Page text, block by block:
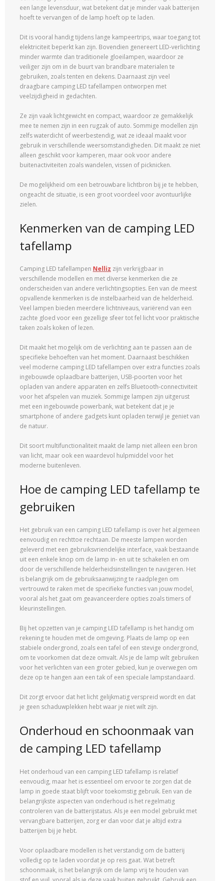
een lange levensduur, wat betekent dat je minder vaak batterijen
hoeft te vervangen of de lamp hoeft op te laden.
Dit is vooral handig tijdens lange kampeertrips, waar toegang tot
elektriciteit beperkt kan zijn. Bovendien genereert LED-verlichting
minder warmte dan traditionele gloeilampen, waardoor ze
veiliger zijn om in de buurt van brandbare materialen te
gebruiken, zoals tenten en dekens. Daarnaast zijn veel
draagbare camping LED tafellampen ontworpen met
veelzijdigheid in gedachten.
Ze zijn vaak lichtgewicht en compact, waardoor ze gemakkelijk
mee te nemen zijn in een rugzak of auto. Sommige modellen zijn
zelfs waterdicht of weerbestendig, wat ze ideaal maakt voor
gebruik in verschillende weersomstandigheden. Dit maakt ze niet
alleen geschikt voor kamperen, maar ook voor andere
buitenactiviteiten zoals wandelen, vissen of picknicken.
De mogelijkheid om een betrouwbare lichtbron bij je te hebben,
ongeacht de situatie, is een groot voordeel voor avontuurlijke
zielen.
Kenmerken van de camping LED
tafellamp
Camping LED tafellampen Nelliz zijn verkrijgbaar in
verschillende modellen en met diverse kenmerken die ze
onderscheiden van andere verlichtingsopties. Een van de meest
opvallende kenmerken is de instelbaarheid van de helderheid.
Veel lampen bieden meerdere lichtniveaus, variërend van een
zachte gloed voor een gezellige sfeer tot fel licht voor praktische
taken zoals koken of lezen.
Dit maakt het mogelijk om de verlichting aan te passen aan de
specifieke behoeften van het moment. Daarnaast beschikken
veel moderne camping LED tafellampen over extra functies zoals
ingebouwde oplaadbare batterijen, USB-poorten voor het
opladen van andere apparaten en zelfs Bluetooth-connectiviteit
voor het afspelen van muziek. Sommige lampen zijn uitgerust
met een ingebouwde powerbank, wat betekent dat je je
smartphone of andere gadgets kunt opladen terwijl je geniet van
de natuur.
Dit soort multifunctionaliteit maakt de lamp niet alleen een bron
van licht, maar ook een waardevol hulpmiddel voor het
moderne buitenleven.
Hoe de camping LED tafellamp te
gebruiken
Het gebruik van een camping LED tafellamp is over het algemeen
eenvoudig en rechttoe rechtaan. De meeste lampen worden
geleverd met een gebruiksvriendelijke interface, vaak bestaande
uit een enkele knop om de lamp in- en uit te schakelen en om
door de verschillende helderheidsinstellingen te navigeren. Het
is belangrijk om de gebruiksaanwijzing te raadplegen om
vertrouwd te raken met de specifieke functies van jouw model,
vooral als het gaat om geavanceerdere opties zoals timers of
kleurinstellingen.
Bij het opzetten van je camping LED tafellamp is het handig om
rekening te houden met de omgeving. Plaats de lamp op een
stabiele ondergrond, zoals een tafel of een stevige ondergrond,
om te voorkomen dat deze omvalt. Als je de lamp wilt gebruiken
voor het verlichten van een groter gebied, kun je overwegen om
deze op te hangen aan een tak of een speciale lampstandaard.
Dit zorgt ervoor dat het licht gelijkmatig verspreid wordt en dat
je geen schaduwplekken hebt waar je niet wilt zijn.
Onderhoud en schoonmaak van
de camping LED tafellamp
Het onderhoud van een camping LED tafellamp is relatief
eenvoudig, maar het is essentieel om ervoor te zorgen dat de
lamp in goede staat blijft voor toekomstig gebruik. Een van de
belangrijkste aspecten van onderhoud is het regelmatig
controleren van de batterijstatus. Als je een model gebruikt met
vervangbare batterijen, zorg er dan voor dat je altijd extra
batterijen bij je hebt.
Voor oplaadbare modellen is het verstandig om de batterij
volledig op te laden voordat je op reis gaat. Wat betreft
schoonmaak, is het belangrijk om de lamp vrij te houden van